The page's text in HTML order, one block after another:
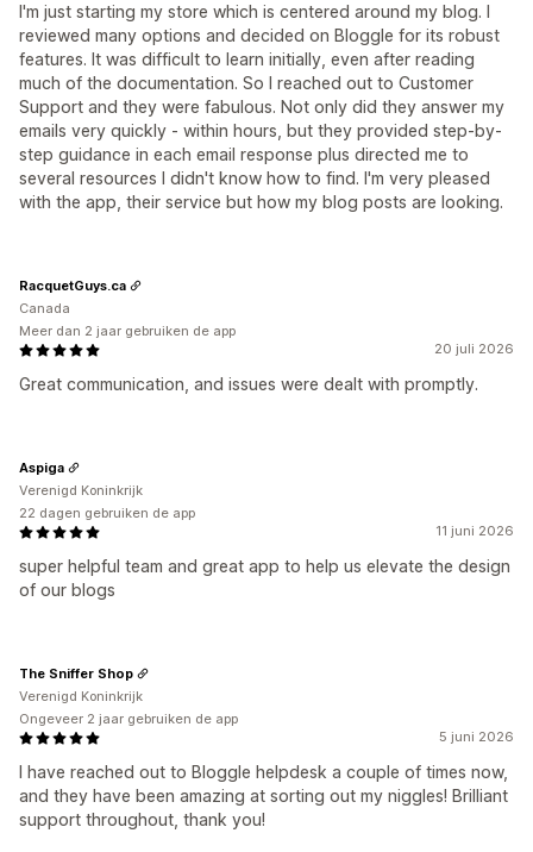
I'm just starting my store which is centered around my blog. I
reviewed many options and decided on Bloggle for its robust
features. It was difficult to learn initially, even after reading
much of the documentation. So I reached out to Customer
Support and they were fabulous. Not only did they answer my
emails very quickly - within hours, but they provided step-by-
step guidance in each email response plus directed me to
several resources I didn't know how to find. I'm very pleased
with the app, their service but how my blog posts are looking.
20 juli 2026
Great communication, and issues were dealt with promptly.
RacquetGuys.ca
Canada
Meer dan 2 jaar gebruiken de app
11 juni 2026
super helpful team and great app to help us elevate the design
of our blogs
Aspiga
Verenigd Koninkrijk
22 dagen gebruiken de app
5 juni 2026
I have reached out to Bloggle helpdesk a couple of times now,
and they have been amazing at sorting out my niggles! Brilliant
support throughout, thank you!
The Sniffer Shop
Verenigd Koninkrijk
Ongeveer 2 jaar gebruiken de app